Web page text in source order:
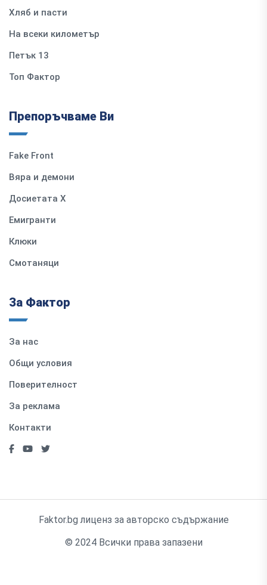
Хляб и пасти
На всеки километър
Петък 13
Топ Фактор
Препоръчваме Ви
Fake Front
Вяра и демони
Досиетата Х
Емигранти
Клюки
Смотаняци
За Фактор
За нас
Общи условия
Поверителност
За реклама
Контакти
Faktor.bg лиценз за авторско съдържание
© 2024 Всички права запазени